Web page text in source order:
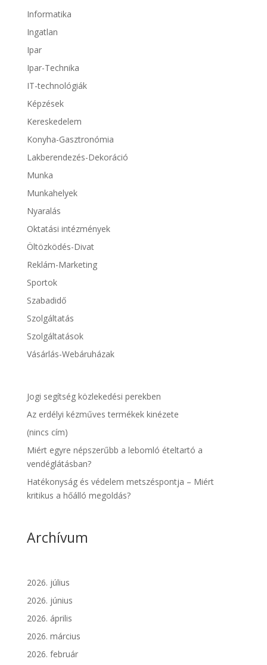
Informatika
Ingatlan
Ipar
Ipar-Technika
IT-technológiák
Képzések
Kereskedelem
Konyha-Gasztronómia
Lakberendezés-Dekoráció
Munka
Munkahelyek
Nyaralás
Oktatási intézmények
Öltözködés-Divat
Reklám-Marketing
Sportok
Szabadidő
Szolgáltatás
Szolgáltatások
Vásárlás-Webáruházak
Jogi segítség közlekedési perekben
Az erdélyi kézműves termékek kinézete
(nincs cím)
Miért egyre népszerűbb a lebomló ételtartó a
vendéglátásban?
Hatékonyság és védelem metszéspontja – Miért
kritikus a hőálló megoldás?
Archívum
2026. július
2026. június
2026. április
2026. március
2026. február